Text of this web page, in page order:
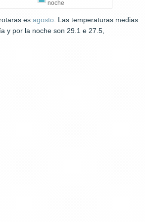
noche
es agosto. Las temperaturas medias
y por la noche son 29.1 e 27.5,